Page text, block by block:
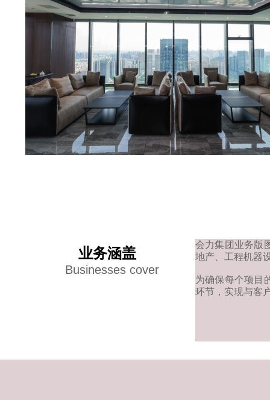
会力集团业务版
地产、工程机器
为确保每个项目
环节，实现与客
业务涵盖
Businesses cover